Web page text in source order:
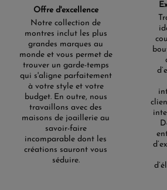
Offre d'excellence
Notre collection de
montres inclut les plus
grandes marques au
monde et vous permet de
trouver un garde-temps
qui s'aligne parfaitement
à votre style et votre
budget. En outre, nous
travaillons avec des
maisons de joaillerie au
savoir-faire
incomparable dont les
créations sauront vous
séduire.